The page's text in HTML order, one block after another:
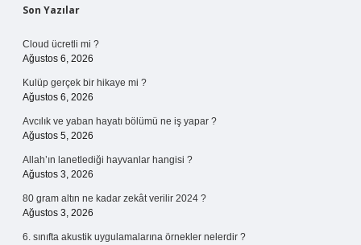
Sidebar
Son Yazılar
Cloud ücretli mi ?
Ağustos 6, 2026
Kulüp gerçek bir hikaye mi ?
Ağustos 6, 2026
Avcılık ve yaban hayatı bölümü ne iş yapar ?
Ağustos 5, 2026
Allah’ın lanetlediği hayvanlar hangisi ?
Ağustos 3, 2026
80 gram altın ne kadar zekât verilir 2024 ?
Ağustos 3, 2026
6. sınıfta akustik uygulamalarına örnekler nelerdir ?